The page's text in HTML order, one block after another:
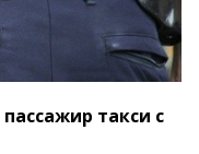
такси с